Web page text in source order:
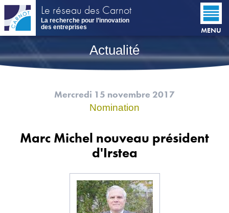
Aller
contenu
principal
Le réseau des Carnot
La recherche pour l’innovation
des entreprises
MENU
Actualité
Mercredi 15 novembre 2017
Nomination
Marc Michel nouveau président
d'Irstea